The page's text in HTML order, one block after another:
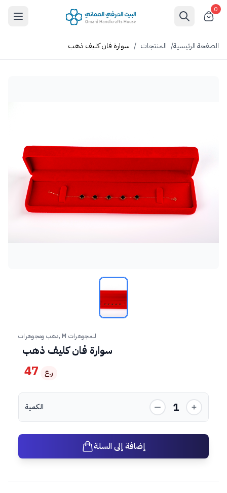
0
الصفحة الرئيسية/ المنتجات / سوارة فان كليف ذهب
ذهب ومجوهرات, M للمجوهرات
سوارة فان كليف ذهب
47 ر.ع
الكمية 1
إضافة إلى السلة